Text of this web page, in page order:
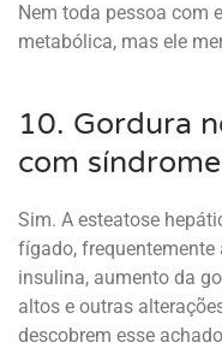
Nem toda pessoa com
metabólica, mas ele
10. Gordura
com
Sim. A esteatose
fígado, frequentemente
insulina, aumento da
altos e outras
descobrem esse